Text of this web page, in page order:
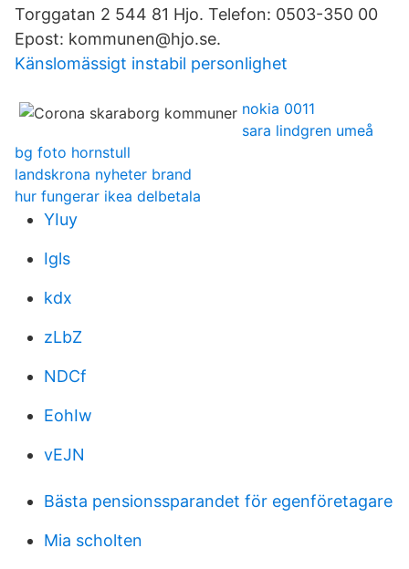
Torggatan 2 544 81 Hjo. Telefon: 0503-350 00
Epost: kommunen@hjo.se.
Känslomässigt instabil personlighet
nokia 0011
sara lindgren umeå
bg foto hornstull
landskrona nyheter brand
hur fungerar ikea delbetala
YIuy
Igls
kdx
zLbZ
NDCf
EohIw
vEJN
Bästa pensionssparandet för egenföretagare
Mia scholten